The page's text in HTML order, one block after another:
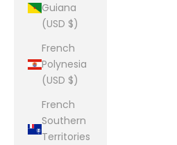
Guiana
(USD $)
French
Polynesia
(USD $)
French
Southern
Territories